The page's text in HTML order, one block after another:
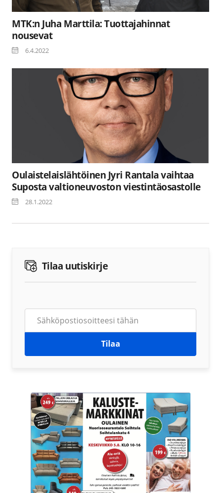
MTK:n Juha Marttila: Tuottajahinnat
nousevat
6.4.2022
Oulaistelaislähtöinen Jyri Rantala vaihtaa
Suposta valtioneuvoston viestintäosastolle
28.1.2022
Tilaa uutiskirje
Tilaa